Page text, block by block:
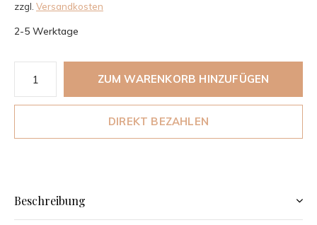
zzgl. Versandkosten
2-5 Werktage
ZUM WARENKORB HINZUFÜGEN
DIREKT BEZAHLEN
Beschreibung